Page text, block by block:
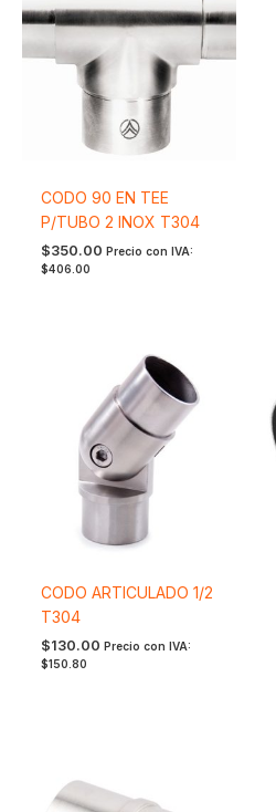
CODO 90 EN TEE
P/TUBO 2 INOX T304
$350.00 Precio con IVA:
$406.00
CODO ARTICULADO 1/2
T304
$130.00 Precio con IVA:
$150.80